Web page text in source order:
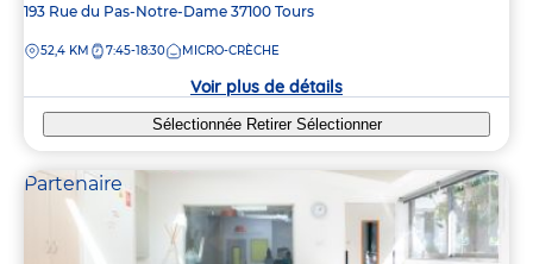
Adresse
la
193 Rue du Pas-Notre-Dame 37100 Tours
DISTANCE
52,4 KM 7:45-18:30 MICRO-CRÈCHE
Voir plus de détails
Sélectionnée Retirer Sélectionner
Partenaire